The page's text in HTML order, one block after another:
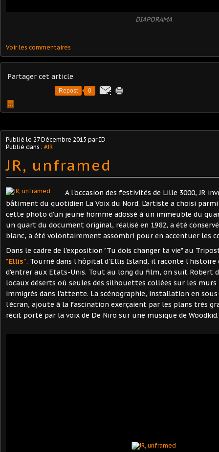
DIAPORAMA
Voir les commentaires
Partager cet article
Repost 0
…
Publié le 27 Décembre 2015 par ID
Publié dans : #JR
JR, unframed
A l'occasion des festivités de Lille 3000, JR
bâtiment du quotidien La Voix du Nord. L'artiste a choisi
cette photo d'un jeune homme adossé à un immeuble du
un quart du document original, réalisé en 1982, a été
blanc, a été volontairement assombri pour en accentuer les
Dans le cadre de l'exposition "Tu dois changer ta vie" au
"Ellis". Tourné dans l'hôpital d'Ellis Island, il raconte
d'entrer aux Etats-Unis. Tout au long du film, on suit Robert
locaux déserts où seules des silhouettes collées sur les
immigrés dans l'attente. La scénographie, installation en
l'écran, ajoute à la fascination exerçaient par les plans très
récit porté par la voix de De Niro sur une musique de Woodkid.